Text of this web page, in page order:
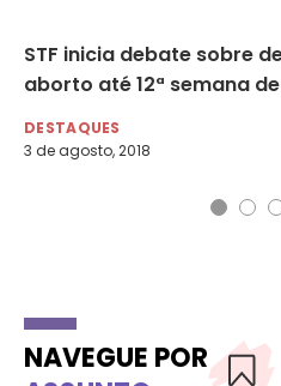
STF inicia debate sobre
aborto até 12ª semana
DESTAQUES
3 de agosto, 2018
NAVEGUE POR